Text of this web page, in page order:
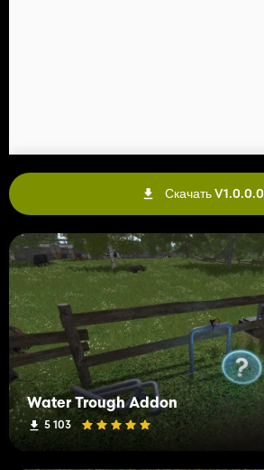
Скачать V1.0.0.0
Water Trough Addon
5 103